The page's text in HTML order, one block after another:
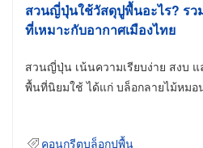
สวนญี่ปุ่นใช้วัสดุปูพื้นอะไร? รว
ที่เหมาะกับอากาศเมืองไทย
สวนญี่ปุ่น เน้นความเรียบง่าย สงบ
พื้นที่นิยมใช้ ได้แก่ บล็อกลายไม้หม
คอนกรีตบล็อกปูพื้น